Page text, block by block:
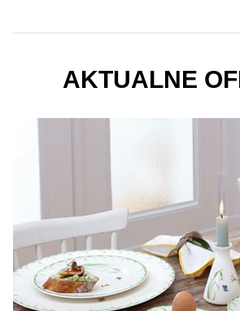
AKTUALNE